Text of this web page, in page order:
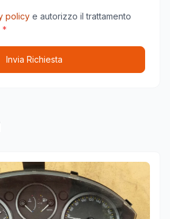
policy e autorizzo il trattamento
*
Invia Richiesta